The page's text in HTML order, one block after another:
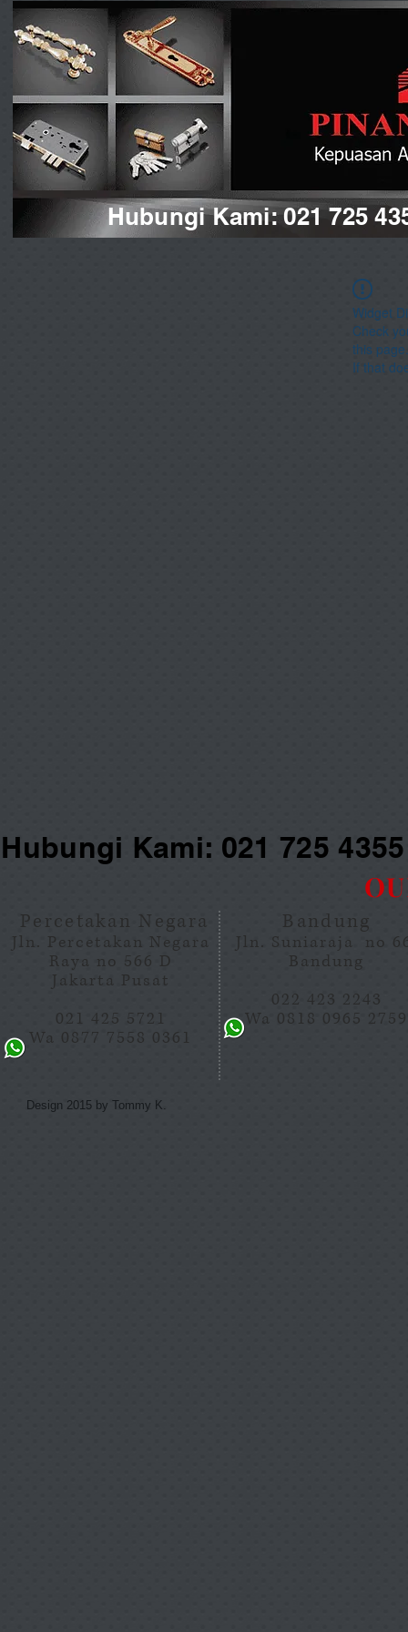
Hubungi Kami: 021 725
Widget
Check
this page.
If that
Kami: 021 725
Percetakan Negara
Jln. Percetakan Negara
Raya no 566 D
Jakarta Pusat
021 425 5721
Wa 0877 7558 0361
Bandung
Jln. Suniaraja no
Bandung
022 423 2243
Wa 0818 0965 2759
Design 2015 by Tommy K.